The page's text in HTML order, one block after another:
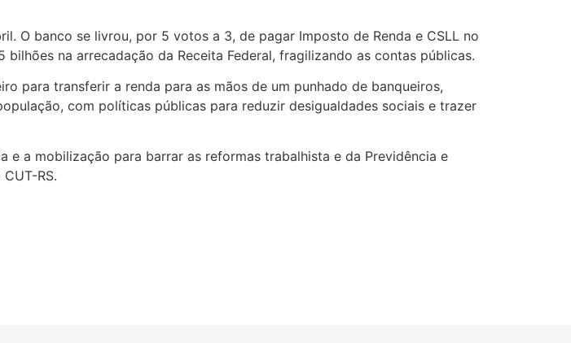
O banco se livrou, por 5 votos a 3, de pagar Imposto de Renda e CSLL no
na arrecadação da Receita Federal, fragilizando as contas públicas.
para transferir a renda para as mãos de um punhado de banqueiros,
com políticas públicas para reduzir desigualdades sociais e trazer
a mobilização para barrar as reformas trabalhista e da Previdência e
RS.